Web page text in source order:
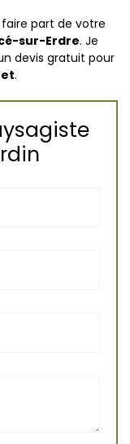
part de votre
sur-Erdre. Je
devis gratuit pour
.